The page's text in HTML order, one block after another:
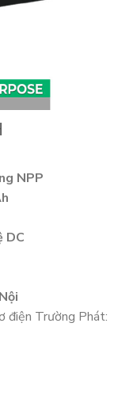
NPP
DC
điện Trường Phát: